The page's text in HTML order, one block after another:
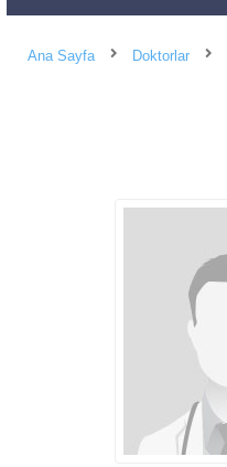
Ana Sayfa Doktorlar